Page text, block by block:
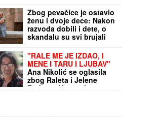
Zbog pevačice je ostavio
ženu i dvoje dece: Nakon
razvoda dobili i dete, o
skandalu su svi brujali
"RALE ME JE IZDAO, I
MENE I TARU I LJUBAV"
Ana Nikolić se oglasila
zbog Raleta i Jelene
Radanović - posle